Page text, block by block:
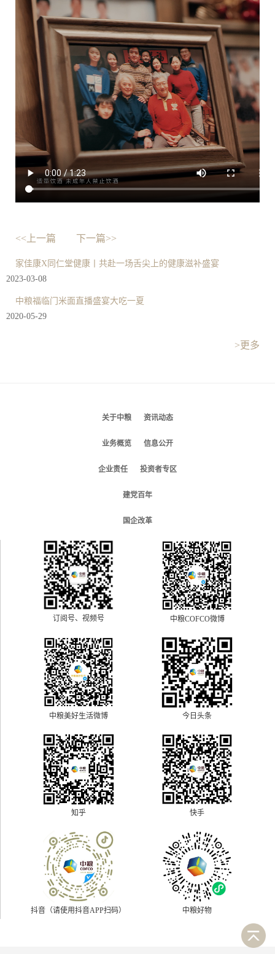
<<上一篇 下一篇>>
家佳康X同仁堂健康丨共赴一场舌尖上的健康滋补盛宴
2023-03-08
中粮福临门米面直播盛宴大吃一夏
2020-05-29
>更多
关于中粮 资讯动态
业务概览 信息公开
企业责任 投资者专区
建党百年
国企改革
订阅号、视频号 中粮COFCO微博
中粮美好生活微博 今日头条
知乎 快手
抖音（请使用抖音APP扫码） 中粮好物